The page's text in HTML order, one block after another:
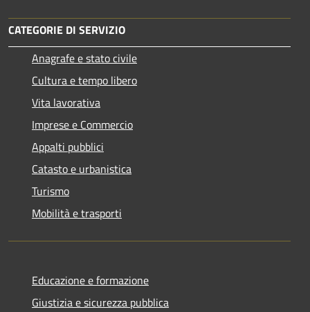
CATEGORIE DI SERVIZIO
Anagrafe e stato civile
Cultura e tempo libero
Vita lavorativa
Imprese e Commercio
Appalti pubblici
Catasto e urbanistica
Turismo
Mobilità e trasporti
Educazione e formazione
Giustizia e sicurezza pubblica